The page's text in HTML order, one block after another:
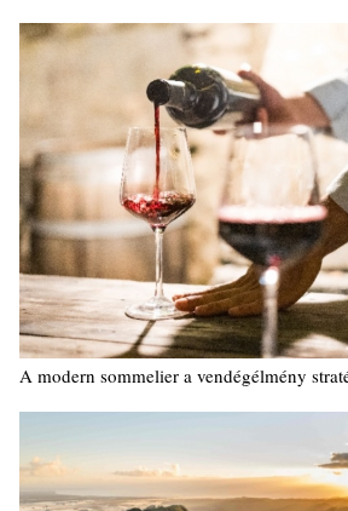
A modern sommelier a vendégélmény